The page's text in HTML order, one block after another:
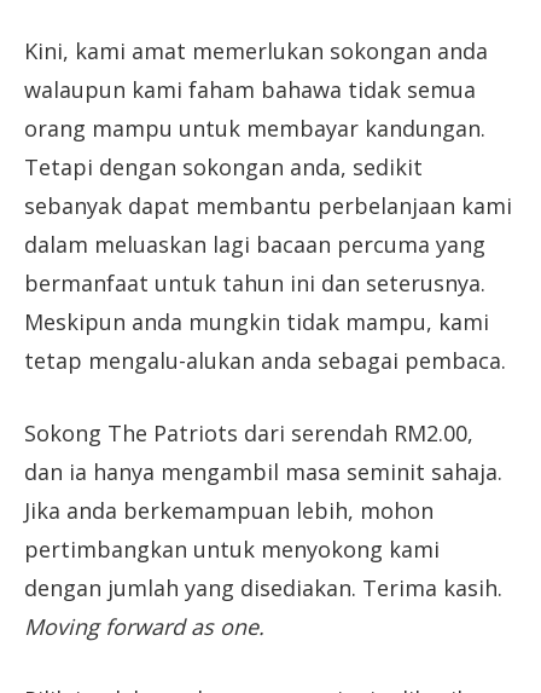
Kini, kami amat memerlukan sokongan anda
walaupun kami faham bahawa tidak semua
orang mampu untuk membayar kandungan.
Tetapi dengan sokongan anda, sedikit
sebanyak dapat membantu perbelanjaan kami
dalam meluaskan lagi bacaan percuma yang
bermanfaat untuk tahun ini dan seterusnya.
Meskipun anda mungkin tidak mampu, kami
tetap mengalu-alukan anda sebagai pembaca.
Sokong The Patriots dari serendah RM2.00,
dan ia hanya mengambil masa seminit sahaja.
Jika anda berkemampuan lebih, mohon
pertimbangkan untuk menyokong kami
dengan jumlah yang disediakan. Terima kasih.
Moving forward as one.